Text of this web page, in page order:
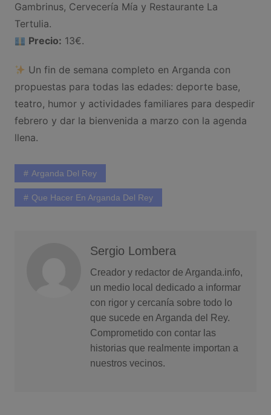
Gambrinus, Cervecería Mía y Restaurante La
Tertulia.
Precio: 13€.
Un fin de semana completo en Arganda con
propuestas para todas las edades: deporte base,
teatro, humor y actividades familiares para despedir
febrero y dar la bienvenida a marzo con la agenda
llena.
Arganda Del Rey
Que Hacer En Arganda Del Rey
Sergio Lombera
Creador y redactor de Arganda.info,
un medio local dedicado a informar
con rigor y cercanía sobre todo lo
que sucede en Arganda del Rey.
Comprometido con contar las
historias que realmente importan a
nuestros vecinos.